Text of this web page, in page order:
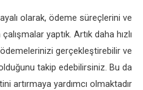
olarak, ödeme süreçlerini ve
yaptık. Artık daha hızlı
gerçekleştirebilir ve
takip edebilirsiniz. Bu da
artırmaya yardımcı olmaktadır.